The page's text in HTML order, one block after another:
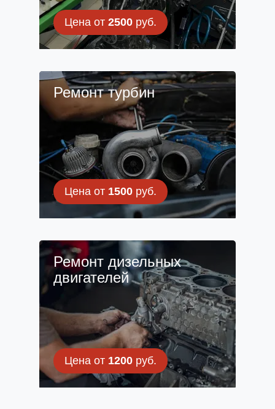
Цена от 2500руб.
Ремонт турбин
Цена от 1500руб.
Ремонт дизельных
двигателей
Цена от 1200руб.